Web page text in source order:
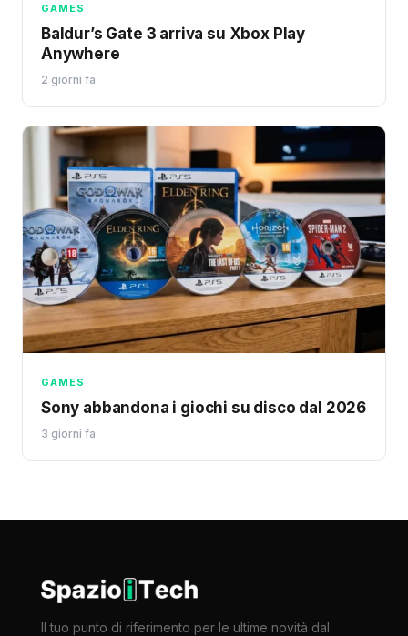
GAMES
Baldur’s Gate 3 arriva su Xbox Play
Anywhere
2 giorni fa
GAMES
Sony abbandona i giochi su disco dal 2026
3 giorni fa
Il tuo punto di riferimento per le ultime novità dal